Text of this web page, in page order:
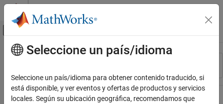
Saltar al contenido
Mostrar/ocultar menú de navegación
Recurso
Contenido principal
Seleccione un país/idioma
Seleccione un país/idioma para obtener contenido traducido, si
está disponible, y ver eventos y ofertas de productos y servicios
locales. Según su ubicación geográfica, recomendamos que